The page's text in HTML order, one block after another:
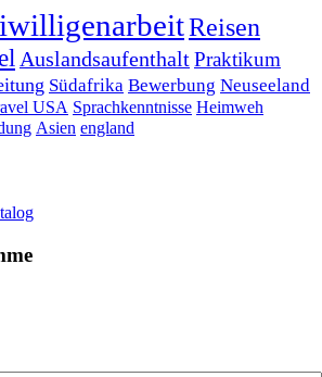
Reisen
AuslandsaufenthaltPraktikum
Südafrika Bewerbung Neuseeland
USA Sprachkenntnisse Heimweh
Asien england